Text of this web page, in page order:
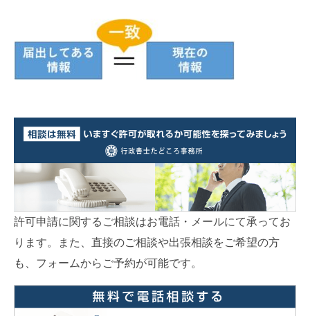
許可申請に関するご相談はお電話・メールにて承ってお
ります。また、直接のご相談や出張相談をご希望の方
も、フォームからご予約が可能です。